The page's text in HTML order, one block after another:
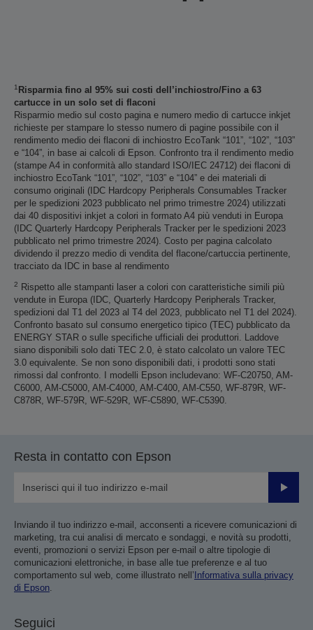
1 Risparmia fino al 95% sui costi dell’inchiostro/Fino a 63
cartucce in un solo set di flaconi
Risparmio medio sul costo pagina e numero medio di cartucce inkjet
richieste per stampare lo stesso numero di pagine possibile con il
rendimento medio dei flaconi di inchiostro EcoTank “101”, “102”, “103”
e “104”, in base ai calcoli di Epson. Confronto tra il rendimento medio
(stampe A4 in conformità allo standard ISO/IEC 24712) dei flaconi di
inchiostro EcoTank “101”, “102”, “103” e “104” e dei materiali di
consumo originali (IDC Hardcopy Peripherals Consumables Tracker
per le spedizioni 2023 pubblicato nel primo trimestre 2024) utilizzati
dai 40 dispositivi inkjet a colori in formato A4 più venduti in Europa
(IDC Quarterly Hardcopy Peripherals Tracker per le spedizioni 2023
pubblicato nel primo trimestre 2024). Costo per pagina calcolato
dividendo il prezzo medio di vendita del flacone/cartuccia pertinente,
tracciato da IDC in base al rendimento
2
Rispetto alle stampanti laser a colori con caratteristiche simili più
vendute in Europa (IDC, Quarterly Hardcopy Peripherals Tracker,
spedizioni dal T1 del 2023 al T4 del 2023, pubblicato nel T1 del 2024).
Confronto basato sul consumo energetico tipico (TEC) pubblicato da
ENERGY STAR o sulle specifiche ufficiali dei produttori. Laddove
siano disponibili solo dati TEC 2.0, è stato calcolato un valore TEC
3.0 equivalente. Se non sono disponibili dati, i prodotti sono stati
rimossi dal confronto. I modelli Epson includevano: WF-C20750, AM-
C6000, AM-C5000, AM-C4000, AM-C400, AM-C550, WF-879R, WF-
C878R, WF-579R, WF-529R, WF-C5890, WF-C5390.
Resta in contatto con Epson
Invia
Inviando il tuo indirizzo e-mail, acconsenti a ricevere comunicazioni di
marketing, tra cui analisi di mercato e sondaggi, e novità su prodotti,
eventi, promozioni o servizi Epson per e-mail o altre tipologie di
comunicazioni elettroniche, in base alle tue preferenze e al tuo
comportamento sul web, come illustrato nell’ Informativa sulla privacy
di Epson.
Seguici